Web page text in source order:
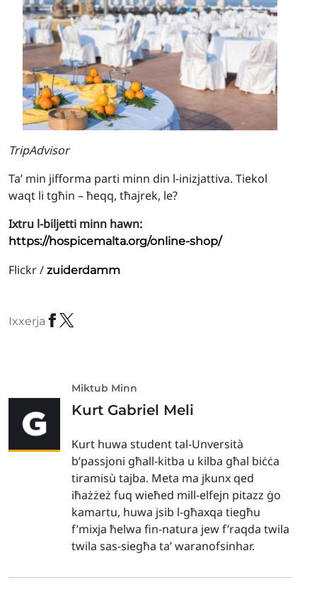
TripAdvisor
Ta’ min jifforma parti minn din l-inizjattiva. Tiekol
waqt li tgħin – ħeqq, tħajrek, le?
Ixtru l-biljetti minn hawn:
https://hospicemalta.org/online-shop/
Flickr / zuiderdamm
Ixxerja
Miktub Minn
Kurt Gabriel Meli
Kurt huwa student tal-Unversità
b’passjoni għall-kitba u kilba għal biċċa
tiramisù tajba. Meta ma jkunx qed
iħażżeż fuq wieħed mill-elfejn pitazz ġo
kamartu, huwa jsib l-għaxqa tiegħu
f’mixja ħelwa fin-natura jew f’raqda twila
twila sas-siegħa ta’ waranofsinhar.